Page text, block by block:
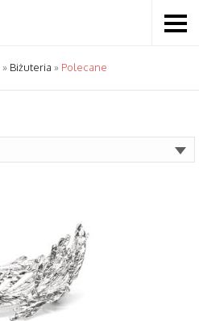
» Biżuteria » Polecane